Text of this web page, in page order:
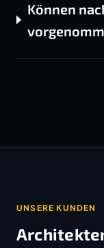
Können
UNSERE KUNDEN